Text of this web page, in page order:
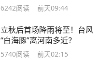
6242阅读 前天09:44
立秋后首场降雨将至！台风
“白海豚”离河南多近？
5740阅读 前天02:15